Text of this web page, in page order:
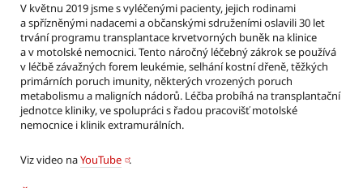
V květnu 2019 jsme s vyléčenými pacienty, jejich rodinami
a spřízněnými nadacemi a občanskými sdruženími oslavili 30 let
trvání programu transplantace krvetvorných buněk na klinice
a v motolské nemocnici. Tento náročný léčebný zákrok se používá
v léčbě závažných forem leukémie, selhání kostní dřeně, těžkých
primárních poruch imunity, některých vrozených poruch
metabolismu a maligních nádorů. Léčba probíhá na transplantační
jednotce kliniky, ve spolupráci s řadou pracovišť motolské
nemocnice i klinik extramurálních.
Viz video naYouTube .